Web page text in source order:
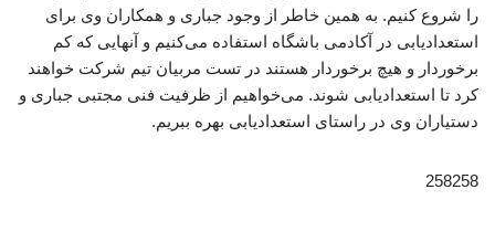
را شروع کنیم. به همین خاطر از وجود جباری و همکاران وی برای
استعدادیابی در آکادمی باشگاه استفاده می‌کنیم و آنهایی که کم
برخوردار و هیچ برخوردار هستند در تست مربیان تیم شرکت خواهند
کرد تا استعدادیابی شوند. می‌خواهیم از ظرفیت فنی مجتبی جباری و
دستیاران وی در راستای استعدادیابی بهره ببریم.
258258